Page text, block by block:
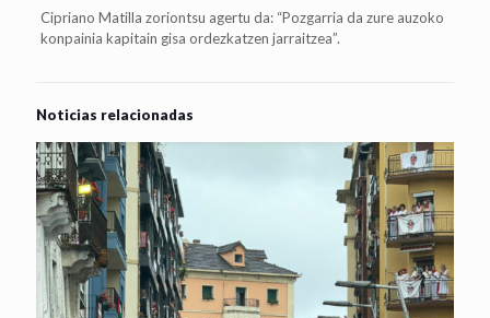
Cipriano Matilla zoriontsu agertu da: “Pozgarria da zure auzoko
konpainia kapitain gisa ordezkatzen jarraitzea”.
Noticias relacionadas